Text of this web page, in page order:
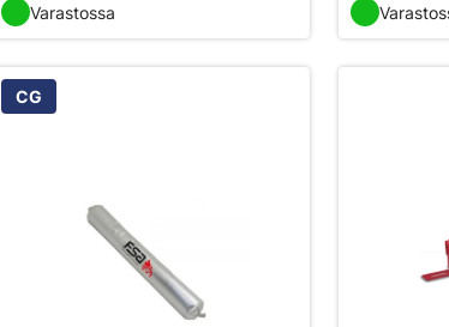
Varastossa
CG